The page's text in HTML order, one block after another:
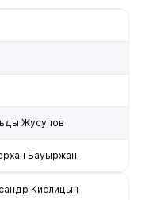
Жусупов
Бауыржан
Кислицын